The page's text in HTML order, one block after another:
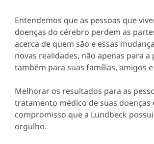
Entendemos que as pessoas que
doenças do cérebro perdem as
acerca de quem são e essas
novas realidades, não apenas para a
também para suas famílias, amigos
Melhorar os resultados para as
tratamento médico de suas doenças
compromisso que a Lundbeck
orgulho.